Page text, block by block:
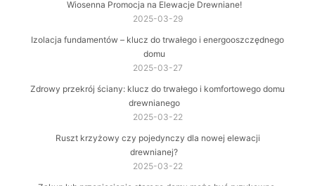
Wiosenna Promocja na Elewacje Drewniane!
2025-03-29
Izolacja fundamentów – klucz do trwałego i energooszczędnego
domu
2025-03-27
Zdrowy przekrój ściany: klucz do trwałego i komfortowego domu
drewnianego
2025-03-22
Ruszt krzyżowy czy pojedynczy dla nowej elewacji
drewnianej?
2025-03-22